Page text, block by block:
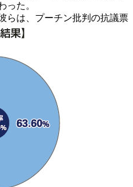
った。
らは、プーチン批判の抗議票